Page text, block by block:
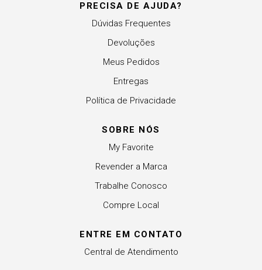
PRECISA DE AJUDA?
Dúvidas Frequentes
Devoluções
Meus Pedidos
Entregas
Política de Privacidade
SOBRE NÓS
My Favorite
Revender a Marca
Trabalhe Conosco
Compre Local
ENTRE EM CONTATO
Central de Atendimento